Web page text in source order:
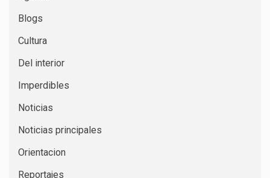
Blogs
Cultura
Del interior
Imperdibles
Noticias
Noticias principales
Orientacion
Reportajes